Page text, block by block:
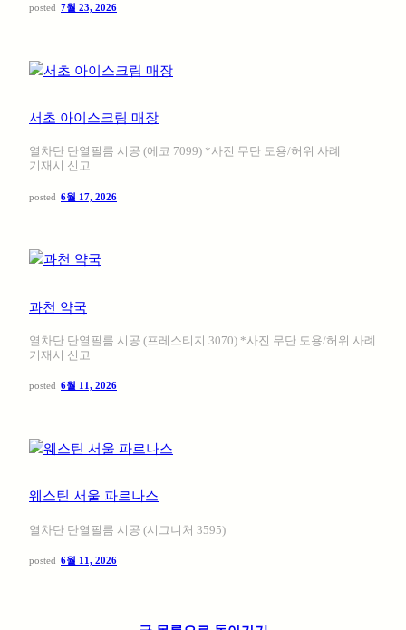
posted 7월 23, 2026
서초 아이스크림 매장
열차단 단열필름 시공 (에코 7099) *사진 무단 도용/허위 사례
기재시 신고
posted 6월 17, 2026
과천 약국
열차단 단열필름 시공 (프레스티지 3070) *사진 무단 도용/허위 사례
기재시 신고
posted 6월 11, 2026
웨스틴 서울 파르나스
열차단 단열필름 시공 (시그니처 3595)
posted 6월 11, 2026